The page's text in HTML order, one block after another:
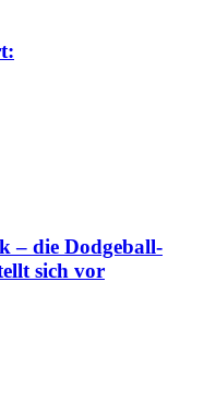
– die Dodgeball-
sich vor